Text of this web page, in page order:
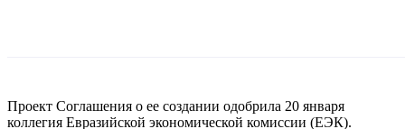
Проект Соглашения о ее создании одобрила 20 января
коллегия Евразийской экономической комиссии (ЕЭК).